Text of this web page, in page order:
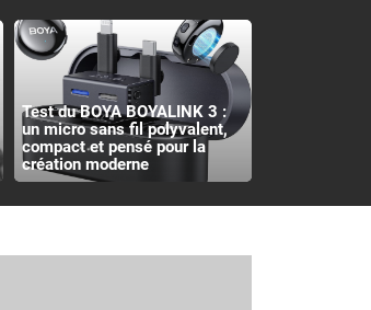
Test du BOYA BOYALINK 3 :
un micro sans fil polyvalent,
compact et pensé pour la
création moderne